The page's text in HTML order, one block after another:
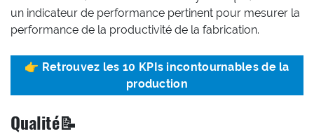
un indicateur de performance pertinent pour mesurer la
performance de la productivité de la fabrication.
👉 Retrouvez les 10 KPIs incontournables de la
production
Qualité📝